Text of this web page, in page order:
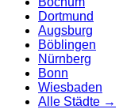
Dortmund
Augsburg
Böblingen
Nürnberg
Bonn
Wiesbaden
Alle Städte →